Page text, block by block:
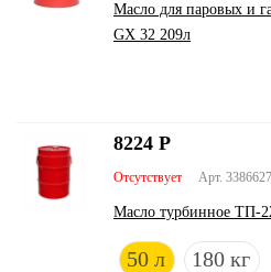
Масло для паровых и
GX 32 209л
Арт.
Отсутствует
Масло турбинное ТП-
50 л 180 кг
8224 Р